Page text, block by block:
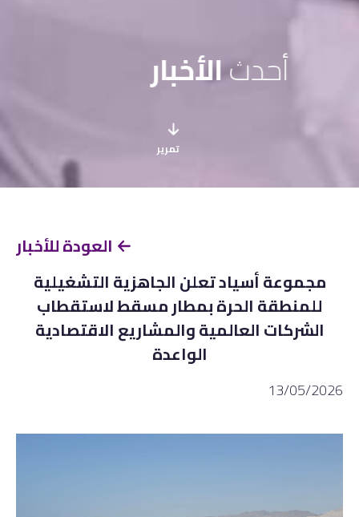
أحدثالأخبار
تمرير
العودة للأخبار
مجموعة أسياد تعلن الجاهزية التشغيلية
للمنطقة الحرة بمطار مسقط لاستقطاب
الشركات العالمية والمشاريع الاقتصادية
الواعدة
13/05/2026